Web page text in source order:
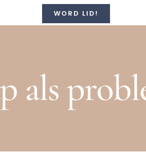
WORD LID!
als